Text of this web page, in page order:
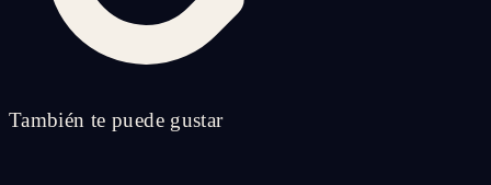
También te puede gustar